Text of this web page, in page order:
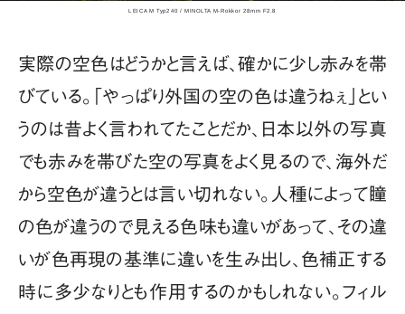
LEICA M Typ240 / MINOLTA M-Rokkor 28mm F2.8
実際の空色はどうかと言えば、確かに少し赤みを帯
びている。「やっぱり外国の空の色は違うねぇ」とい
うのは昔よく言われてたことだか、日本以外の写真
でも赤みを帯びた空の写真をよく見るので、海外だ
から空色が違うとは言い切れない。人種によって瞳
の色が違うので見える色味も違いがあって、その違
いが色再現の基準に違いを生み出し、色補正する
時に多少なりとも作用するのかもしれない。フィル